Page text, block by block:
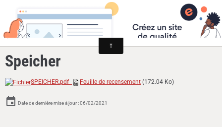
Cyclomoteurs et motos fabriqués dans la Loire
Speicher
SPEICHER.pdf Feuille de recensement (172.04 Ko)
Date de dernière mise à jour : 06/02/2021